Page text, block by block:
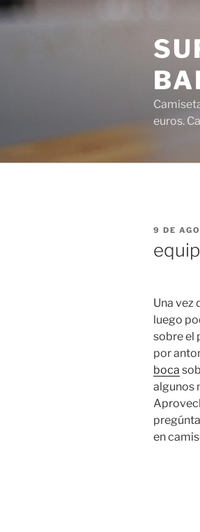
Saltar
al
euros.
9 DE
Una vez
luego
sobre el
por
boca
algunos
en